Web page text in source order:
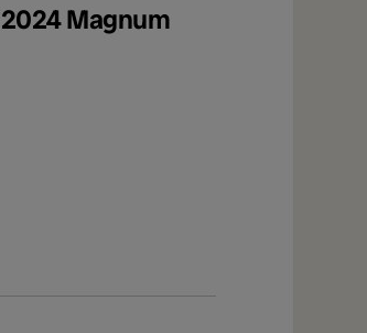
Magnum